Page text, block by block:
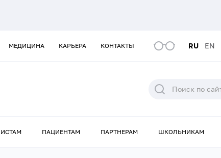
МЕДИЦИНА КАРЬЕРА КОНТАКТЫ RU EN
ПАЦИЕНТАМ ПАРТНЕРАМ ШКОЛЬНИКАМ